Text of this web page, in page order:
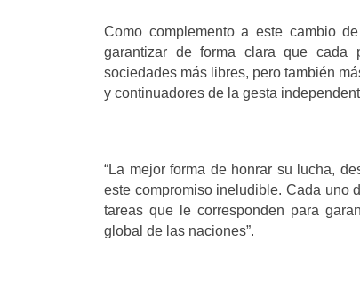
Como complemento a este cambio
garantizar de forma clara que cada
sociedades más libres, pero también
y continuadores de la gesta
“La mejor forma de honrar su lucha,
este compromiso ineludible. Cada uno
tareas que le corresponden para
global de las naciones”.